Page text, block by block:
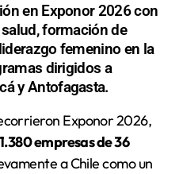
en Exponor 2026 con
formación de
femenino en la
dirigidos a
y Antofagasta.
Exponor 2026,
1.380 empresas de 36
a Chile como un